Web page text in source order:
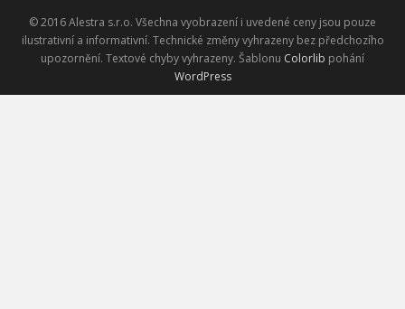
© 2016 Alestra s.r.o. Všechna vyobrazení i uvedené ceny jsou pouze
ilustrativní a informativní. Technické změny vyhrazeny bez předchozího
upozornění. Textové chyby vyhrazeny. Šablonu Colorlib pohání
WordPress